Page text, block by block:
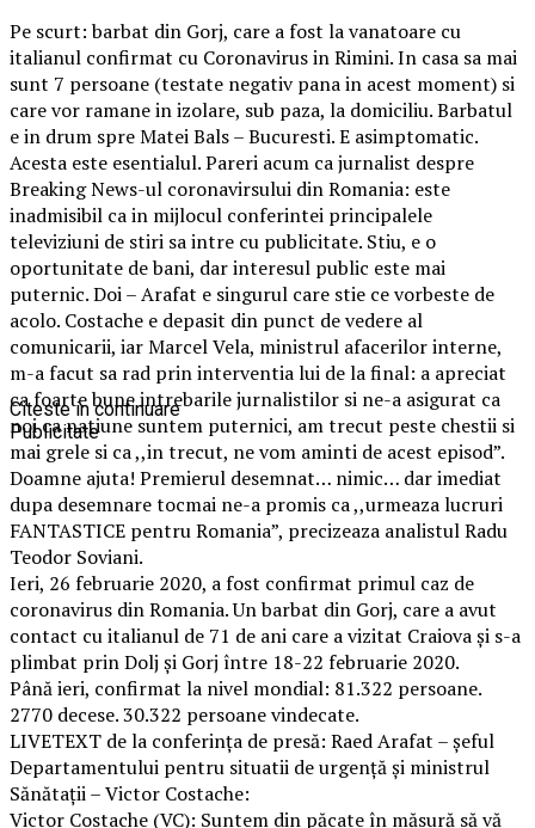
Pe scurt: barbat din Gorj, care a fost la vanatoare cu
italianul confirmat cu Coronavirus in Rimini. In casa sa mai
sunt 7 persoane (testate negativ pana in acest moment) si
care vor ramane in izolare, sub paza, la domiciliu. Barbatul
e in drum spre Matei Bals – Bucuresti. E asimptomatic.
Acesta este esentialul. Pareri acum ca jurnalist despre
Breaking News-ul coronavirsului din Romania: este
inadmisibil ca in mijlocul conferintei principalele
televiziuni de stiri sa intre cu publicitate. Stiu, e o
oportunitate de bani, dar interesul public este mai
puternic. Doi – Arafat e singurul care stie ce vorbeste de
acolo. Costache e depasit din punct de vedere al
comunicarii, iar Marcel Vela, ministrul afacerilor interne,
m-a facut sa rad prin interventia lui de la final: a apreciat
ca foarte bune intrebarile jurnalistilor si ne-a asigurat ca
noi ca natiune suntem puternici, am trecut peste chestii si
mai grele si ca ,,in trecut, ne vom aminti de acest episod”.
Doamne ajuta! Premierul desemnat… nimic… dar imediat
dupa desemnare tocmai ne-a promis ca ,,urmeaza lucruri
FANTASTICE pentru Romania”, precizeaza analistul Radu
Teodor Soviani.
Ieri, 26 februarie 2020, a fost confirmat primul caz de
coronavirus din Romania. Un barbat din Gorj, care a avut
contact cu italianul de 71 de ani care a vizitat Craiova și s-a
plimbat prin Dolj și Gorj între 18-22 februarie 2020.
Până ieri, confirmat la nivel mondial: 81.322 persoane.
2770 decese. 30.322 persoane vindecate.
LIVETEXT de la conferința de presă: Raed Arafat – șeful
Departamentului pentru situatii de urgență și ministrul
Sănătații – Victor Costache:
Victor Costache (VC): Suntem din păcate în măsură să vă
Citeste in continuare
Publicitate